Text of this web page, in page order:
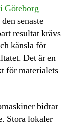
Göteborg
senaste
resultat krävs
känsla för
Det är en
för materialets
bidrar
Stora lokaler